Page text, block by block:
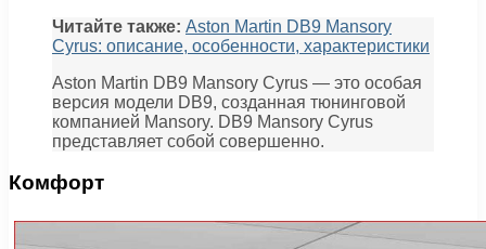
Читайте также: Aston Martin DB9 Mansory
Cyrus: описание, особенности, характеристики
Aston Martin DB9 Mansory Cyrus — это особая
версия модели DB9, созданная тюнинговой
компанией Mansory. DB9 Mansory Cyrus
представляет собой совершенно.
Комфорт